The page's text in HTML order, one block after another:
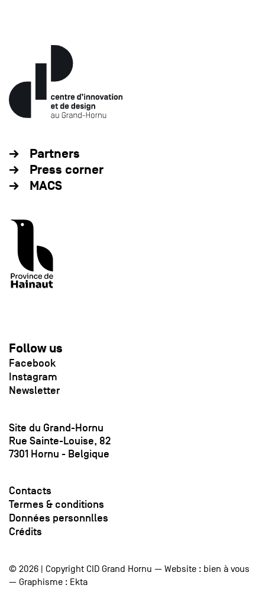
Partners
Press corner
MACS
Follow us
Facebook
Instagram
Newsletter
Site du Grand-Hornu
Rue Sainte-Louise, 82
7301 Hornu - Belgique
Contacts
Termes & conditions
Données personnlles
Crédits
© 2026 | Copyright CID Grand Hornu — Website : bien à vous
— Graphisme : Ekta